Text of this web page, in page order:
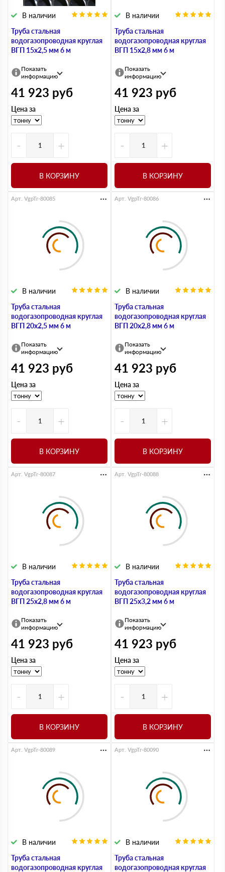
Труба стальная
водогазопроводная круглая
ВГП 15х2,5 мм 6 м
В наличии
Показать
информацию
41 923 руб
Цена за
- +
В КОРЗИНУ
Труба стальная
водогазопроводная круглая
ВГП 15х2,8 мм 6 м
В наличии
Показать
информацию
41 923 руб
Цена за
- +
В КОРЗИНУ
Труба стальная
водогазопроводная круглая
ВГП 20х2,5 мм 6 м
В наличии
Арт. VgpTr-80085
Показать
информацию
41 923 руб
Цена за
- +
В КОРЗИНУ
Труба стальная
водогазопроводная круглая
ВГП 20х2,8 мм 6 м
В наличии
Арт. VgpTr-80086
Показать
информацию
41 923 руб
Цена за
- +
В КОРЗИНУ
Труба стальная
водогазопроводная круглая
ВГП 25х2,8 мм 6 м
В наличии
Арт. VgpTr-80087
Показать
информацию
41 923 руб
Цена за
- +
В КОРЗИНУ
Труба стальная
водогазопроводная круглая
ВГП 25х3,2 мм 6 м
В наличии
Арт. VgpTr-80088
Показать
информацию
41 923 руб
Цена за
- +
В КОРЗИНУ
Труба стальная
водогазопроводная круглая
В наличии
Арт. VgpTr-80089
Труба стальная
водогазопроводная круглая
В наличии
Арт. VgpTr-80090